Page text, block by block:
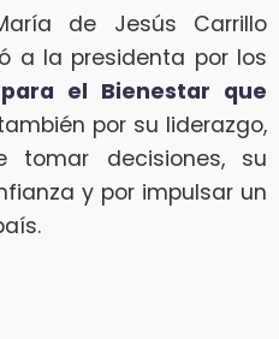
de Jesús Carrillo
a la presidenta por los
el Bienestar que
por su liderazgo,
tomar decisiones, su
y por impulsar un